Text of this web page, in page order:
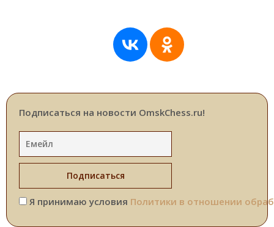
Подписаться на новости OmskChess.ru!
Я принимаю условия Политики в отношении